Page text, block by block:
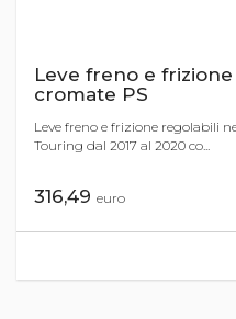
Leve freno e
cromate PS
Leve freno e frizione regolabili
Touring dal 2017 al 2020 co...
316,49 euro